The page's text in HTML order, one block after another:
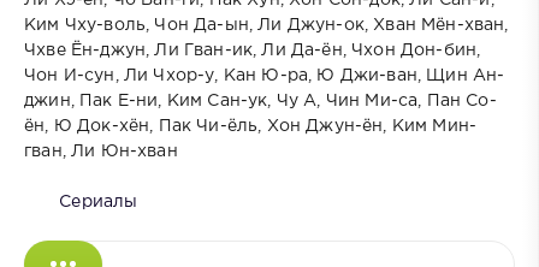
Ким Чху-воль, Чон Да-ын, Ли Джун-ок, Хван Мён-хван,
Чхве Ён-джун, Ли Гван-ик, Ли Да-ён, Чхон Дон-бин,
Чон И-сун, Ли Чхор-у, Кан Ю-ра, Ю Джи-ван, Щин Ан-
джин, Пак Е-ни, Ким Сан-ук, Чу А, Чин Ми-са, Пан Со-
ён, Ю Док-хён, Пак Чи-ёль, Хон Джун-ён, Ким Мин-
гван, Ли Юн-хван
Сериалы